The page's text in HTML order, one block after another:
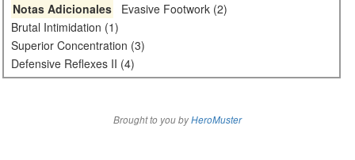
Notas Adicionales
Evasive Footwork (2)
Brutal Intimidation (1)
Superior Concentration (3)
Defensive Reflexes II (4)
Brought to you byHeroMuster